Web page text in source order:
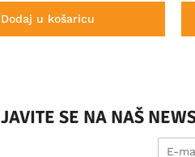
Dodaj u košaricu
SE NA NAŠ